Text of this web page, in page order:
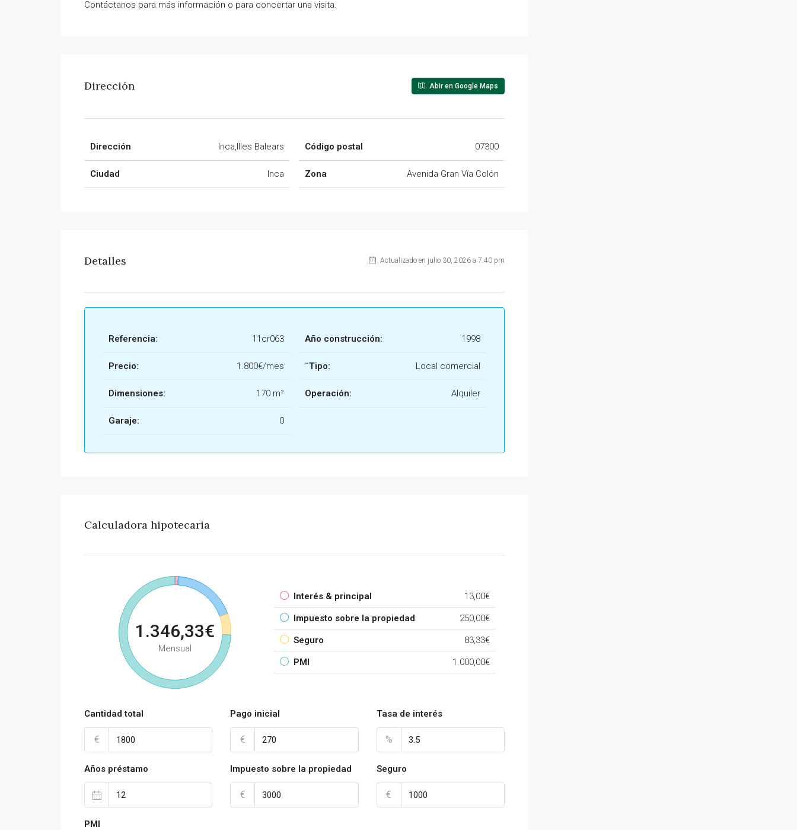
Contáctanos para más información o para concertar una visita.
Dirección Abir en Google Maps
Dirección Inca,Illes Balears
Ciudad Inca
Código postal 07300
Zona Avenida Gran Vía Colón
Detalles Actualizado en julio 30, 2026 a 7:40 pm
Referencia: 11cr063
Precio: 1.800€/mes
Dimensiones: 170 m²
Garaje: 0
Año construcción: 1998
¨Tipo: Local comercial
Operación: Alquiler
Calculadora hipotecaria
1.346,33€
Mensual
Interés & principal 13,00€
Impuesto sobre la propiedad 250,00€
Seguro 83,33€
PMI 1.000,00€
Cantidad total
€
Pago inicial
€
Tasa de interés
%
Años préstamo Impuesto sobre la propiedad
€
Seguro
€
PMI